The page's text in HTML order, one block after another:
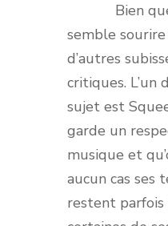
Bien que
semble sourire
d’autres
critiques. L’un
sujet est
garde un
musique et
aucun cas ses
restent parfois